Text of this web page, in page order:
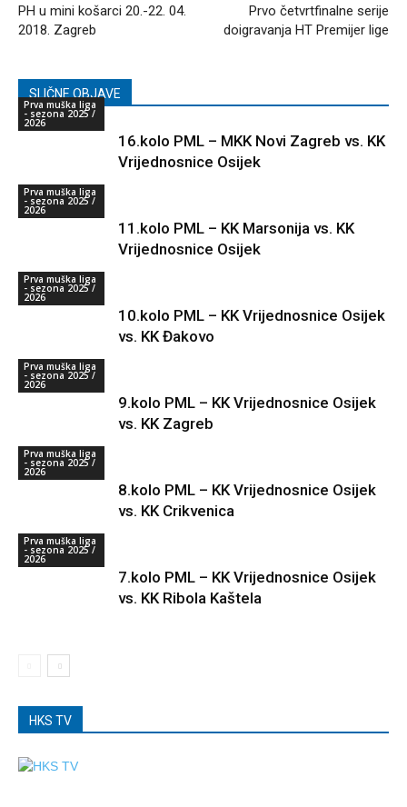
PH u mini košarci 20.-22. 04.
2018. Zagreb
Prvo četvrtfinalne serije
doigravanja HT Premijer lige
SLIČNE OBJAVE
Prva muška liga
- sezona 2025 /
2026
16.kolo PML – MKK Novi Zagreb vs. KK
Vrijednosnice Osijek
Prva muška liga
- sezona 2025 /
2026
11.kolo PML – KK Marsonija vs. KK
Vrijednosnice Osijek
Prva muška liga
- sezona 2025 /
2026
10.kolo PML – KK Vrijednosnice Osijek
vs. KK Đakovo
Prva muška liga
- sezona 2025 /
2026
9.kolo PML – KK Vrijednosnice Osijek
vs. KK Zagreb
Prva muška liga
- sezona 2025 /
2026
8.kolo PML – KK Vrijednosnice Osijek
vs. KK Crikvenica
Prva muška liga
- sezona 2025 /
2026
7.kolo PML – KK Vrijednosnice Osijek
vs. KK Ribola Kaštela
HKS TV